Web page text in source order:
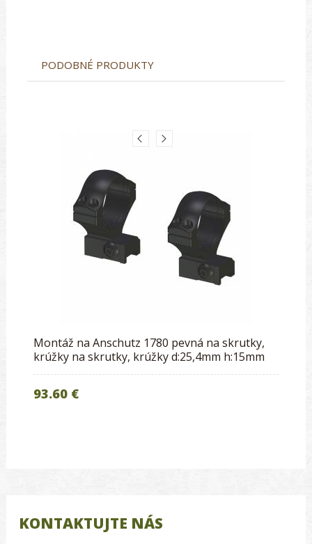
PODOBNÉ PRODUKTY
Montáž na Anschutz 1780 pevná na skrutky,
krúžky na skrutky, krúžky d:25,4mm h:15mm
93.60 €
KONTAKTUJTE NÁS